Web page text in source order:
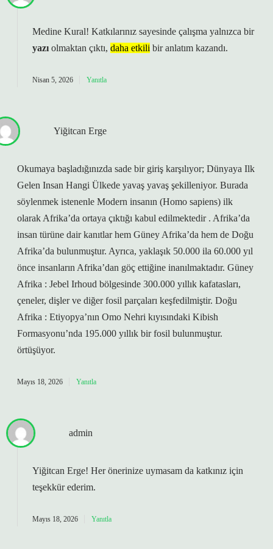
Medine Kural! Katkılarınız sayesinde çalışma yalnızca bir
yazı olmaktan çıktı, daha etkili bir anlatım kazandı.
Nisan 5, 2026 Yanıtla
Yiğitcan Erge
Okumaya başladığınızda sade bir giriş karşılıyor; Dünyaya Ilk
Gelen Insan Hangi Ülkede yavaş yavaş şekilleniyor. Burada
söylenmek istenenle Modern insanın (Homo sapiens) ilk
olarak Afrika’da ortaya çıktığı kabul edilmektedir . Afrika’da
insan türüne dair kanıtlar hem Güney Afrika’da hem de Doğu
Afrika’da bulunmuştur. Ayrıca, yaklaşık 50.000 ila 60.000 yıl
önce insanların Afrika’dan göç ettiğine inanılmaktadır. Güney
Afrika : Jebel Irhoud bölgesinde 300.000 yıllık kafatasları,
çeneler, dişler ve diğer fosil parçaları keşfedilmiştir. Doğu
Afrika : Etiyopya’nın Omo Nehri kıyısındaki Kibish
Formasyonu’nda 195.000 yıllık bir fosil bulunmuştur.
örtüşüyor.
Mayıs 18, 2026 Yanıtla
admin
Yiğitcan Erge! Her önerinize uymasam da katkınız için
teşekkür ederim.
Mayıs 18, 2026 Yanıtla